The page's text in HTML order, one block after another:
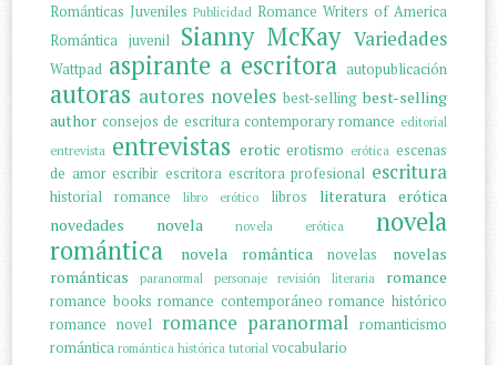
Románticas Juveniles Publicidad Romance Writers of America
Romántica juvenil
Sianny McKay Variedades
Wattpad aspirante a escritora autopublicación
autoras autores noveles best-selling best-selling
author consejos de escritura contemporary romance editorial
entrevista entrevistas erotic erotismo erótica escenas
de amor escribir escritora escritora profesional escritura
historial romance libro erótico libros
literatura erótica
novedades
novela novela erótica
novela
romántica
novela romântica novelas
novelas
románticas
paranormal personaje revisión literaria romance
romance books romance contemporáneo romance histórico
romance novel romance paranormal romanticismo
romántica romántica histórica tutorial vocabulario